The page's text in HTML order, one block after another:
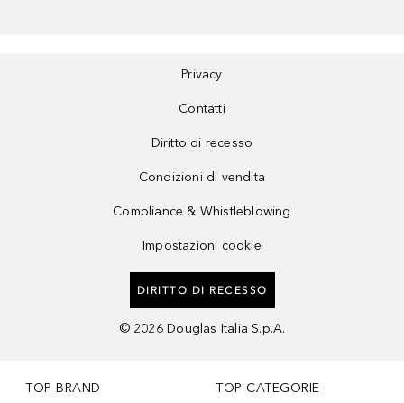
Privacy
Contatti
Diritto di recesso
Condizioni di vendita
Compliance & Whistleblowing
Impostazioni cookie
DIRITTO DI RECESSO
© 2026 Douglas Italia S.p.A.
TOP BRAND TOP CATEGORIE